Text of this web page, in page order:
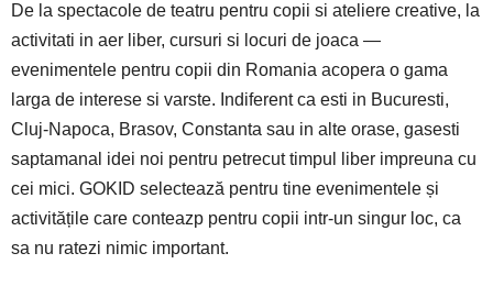
De la spectacole de teatru pentru copii si ateliere creative, la
activitati in aer liber, cursuri si locuri de joaca —
evenimentele pentru copii din Romania acopera o gama
larga de interese si varste. Indiferent ca esti in Bucuresti,
Cluj-Napoca, Brasov, Constanta sau in alte orase, gasesti
saptamanal idei noi pentru petrecut timpul liber impreuna cu
cei mici. GOKID selectează pentru tine evenimentele și
activitățile care conteazp pentru copii intr-un singur loc, ca
sa nu ratezi nimic important.